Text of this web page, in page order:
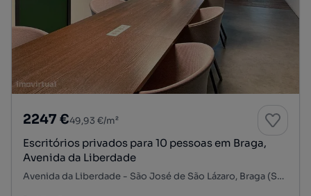
2247 €49,93 €/m²
Escritórios privados para 10 pessoas em Braga,
Avenida da Liberdade
Avenida da Liberdade - São José de São Lázaro, Braga (São José de São Lázaro e São João do Souto), Braga, Braga